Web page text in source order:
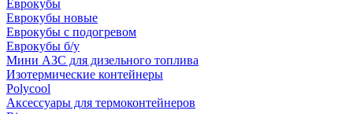
Еврокубы
Еврокубы новые
Еврокубы с подогревом
Еврокубы б/у
Мини АЗС для дизельного топлива
Изотермические контейнеры
Polycool
Аксессуары для термоконтейнеров